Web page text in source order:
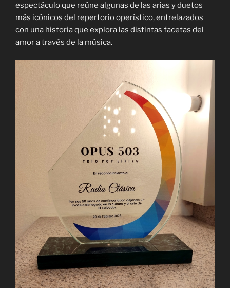
espectáculo que reúne algunas de las arias y duetos
más icónicos del repertorio operístico, entrelazados
con una historia que explora las distintas facetas del
amor a través de la música.